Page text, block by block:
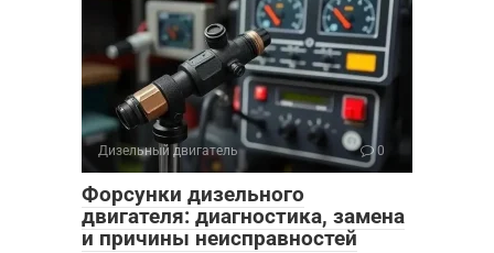
Дизельный двигатель 0
Форсунки дизельного
двигателя: диагностика, замена
и причины неисправностей